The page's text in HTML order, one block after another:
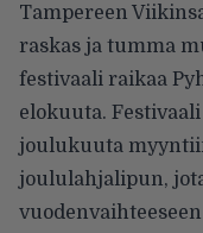
Tampereen
raskas ja tumma
festivaali raikaa
elokuuta.
joulukuuta
joululahjalipun,